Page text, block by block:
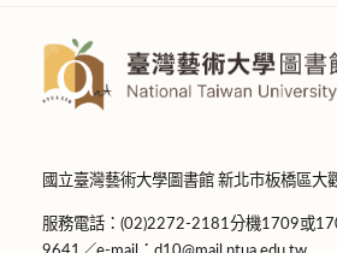
國立臺灣藝術大學圖書館 新北市板橋區大
服務電話：(02)2272-2181分機1709或